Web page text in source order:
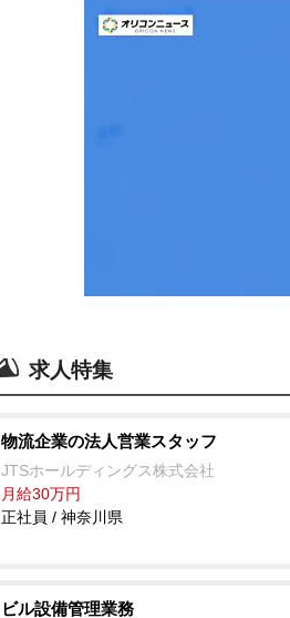
求人特集
物流企業の法人営業スタッフ
JTSホールディングス株式会社
月給30万円
正社員 / 神奈川県
ビル設備管理業務